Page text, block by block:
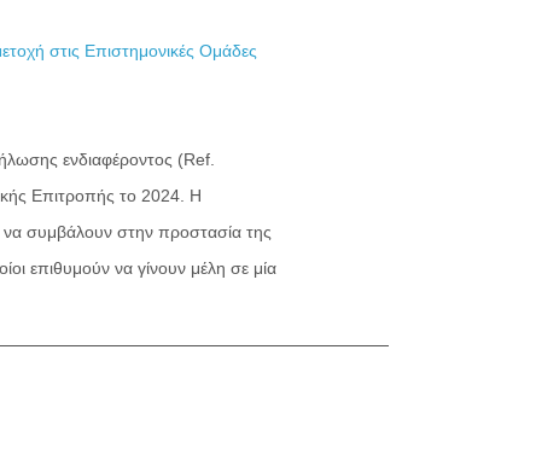
στις Επιστημονικές Ομάδες
ενδιαφέροντος (Ref.
Επιτροπής το 2024. Η
να συμβάλουν στην προστασία της
επιθυμούν να γίνουν μέλη σε μία